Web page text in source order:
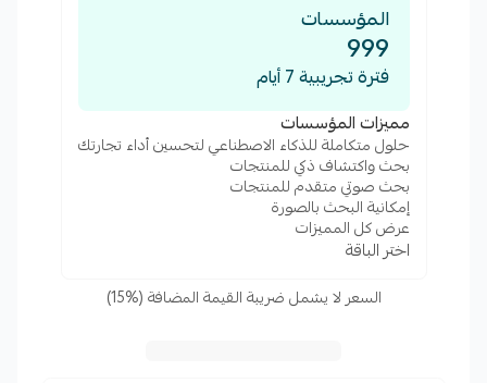
المؤسسات
999
فترة تجريبية 7 أيام
مميزات المؤسسات
حلول متكاملة للذكاء الاصطناعي لتحسين أداء تجارتك
بحث واكتشاف ذكي للمنتجات
بحث صوتي متقدم للمنتجات
إمكانية البحث بالصورة
عرض كل المميزات
اختر الباقة
السعر لا يشمل ضريبة القيمة المضافة (%15)